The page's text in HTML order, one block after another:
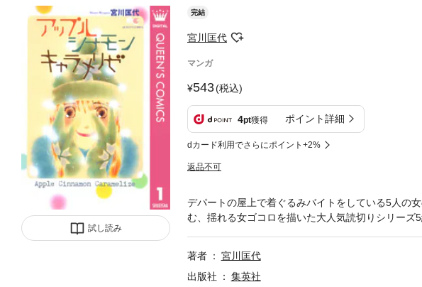
試し読み
完結
宮川匡代
マンガ
543(税込)
4pt獲得 ポイント詳細
dカード利用でさらにポイント+2%
返品不可
デパートの屋上で着ぐるみバイトをしている5人の
む、揺れる女ゴコロを描いた大人気読切りシリーズ5
著者
宮川匡代
出版社
集英社